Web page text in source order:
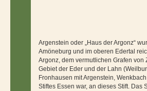
Argenstein oder „Haus der Argonz“
Amöneburg und im oberen Edertal
Argonz, dem vermutlichen Grafen
Gebiet der Eder und der Lahn
Fronhausen mit Argenstein,
Stiftes Essen war, an dieses Stift.